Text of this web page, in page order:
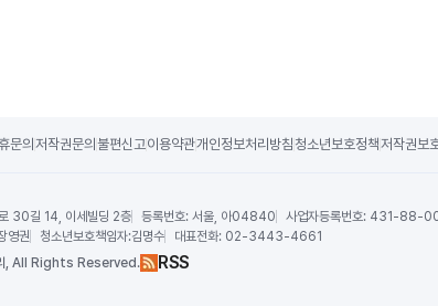
문의 저작권문의 불편신고이용약관개인정보처리방침 청소년보호정책저작권보
30길 14, 이세빌딩 2층 등록번호: 서울, 아04840 사업자등록번호: 431-88-
영권 청소년보호책임자:김명수 대표전화: 02-3443-4661
, All Rights Reserved. RSS